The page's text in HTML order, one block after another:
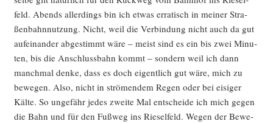
feld. Abends aller­dings bin ich etwas erra­tisch in mei­ner Stra­
ßen­bahn­nut­zung. Nicht, weil die Ver­bin­dung nicht auch da gut
auf­ein­an­der abge­stimmt wäre – meist sind es ein bis zwei Minu­
ten, bis die Anschluss­bahn kommt – son­dern weil ich dann
manch­mal den­ke, dass es doch eigent­lich gut wäre, mich zu
bewe­gen. Also, nicht in strö­men­dem Regen oder bei eisi­ger
Käl­te. So unge­fähr jedes zwei­te Mal ent­schei­de ich mich gegen
die Bahn und für den Fuß­weg ins Rie­sel­feld. Wegen der Bewe­